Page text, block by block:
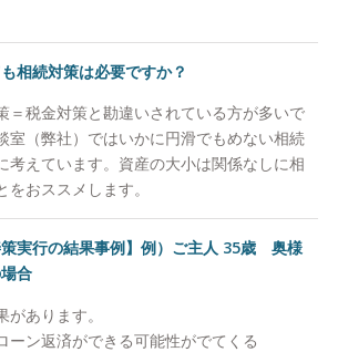
相続対策は必要ですか？
＝税金対策と勘違いされている方が多いで
室（弊社）ではいかに円滑でもめない相続
考えています。資産の大小は関係なしに相
おススメします。
策実行の結果事例】例）ご主人 35歳 奥様
合
あります。
ーン返済ができる可能性がでてくる